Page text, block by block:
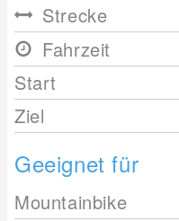
Strecke
Fahrzeit
Start
Ziel
Geeignet für
Mountainbike